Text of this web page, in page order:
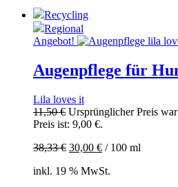
Recycling
Regional
Angebot!
Augenpflege für
Lila loves it
11,50€ Ursprünglicher Preis
Preis ist: 9,00 €.
38,33€ 30,00 € / 100 ml
inkl. 19 % MwSt.